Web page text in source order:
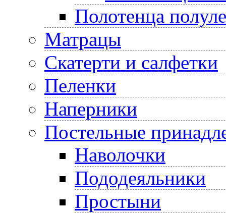
Полотенца
Матрацы
Скатерти и салфетки
Пеленки
Наперники
Постельные
Наволочки
Пододеяльники
Простыни